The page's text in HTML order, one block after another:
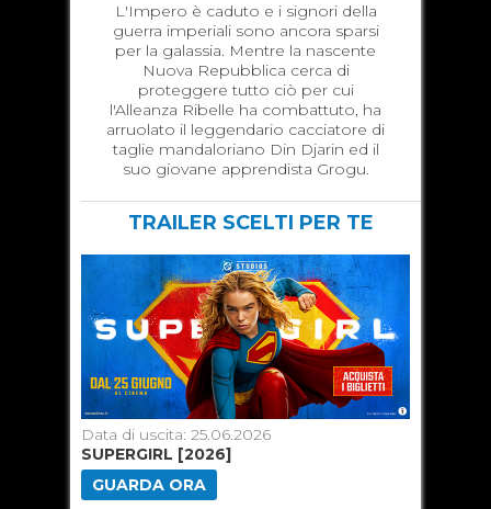
L'Impero è caduto e i signori della
guerra imperiali sono ancora sparsi
per la galassia. Mentre la nascente
Nuova Repubblica cerca di
proteggere tutto ciò per cui
l'Alleanza Ribelle ha combattuto, ha
arruolato il leggendario cacciatore di
taglie mandaloriano Din Djarin ed il
suo giovane apprendista Grogu.
TRAILER SCELTI PER TE
Data di uscita: 25.06.2026
SUPERGIRL [2026]
GUARDA ORA